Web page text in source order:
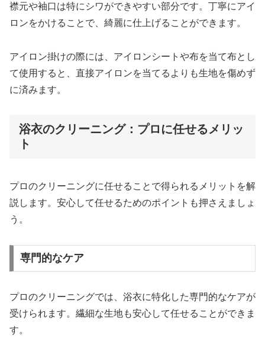
襟元や袖口は特にシワができやすい部分です。丁寧にアイ
ロンをかけることで、綺麗に仕上げることができます。
アイロン掛けの際には、アイロンシートや布を当て布とし
て使用すると、直接アイロンを当てるよりも生地を傷めず
に済みます。
浴衣のクリーニング：プロに任せるメリッ
ト
プロのクリーニングに任せることで得られるメリットを解
説します。安心して任せるためのポイントも押さえましょ
う。
専門的なケア
プロのクリーニングでは、浴衣に特化した専門的なケアが
受けられます。繊細な生地も安心して任せることができま
す。